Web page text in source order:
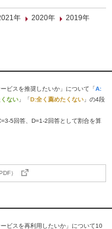
年 2020年
2019年
ビスを推奨したいか」について「A:
ない 」「D:全く薦めたくない 」の4段
5回答、D=1-2回答として割合を算
）
ビスを再利用したいか」について10